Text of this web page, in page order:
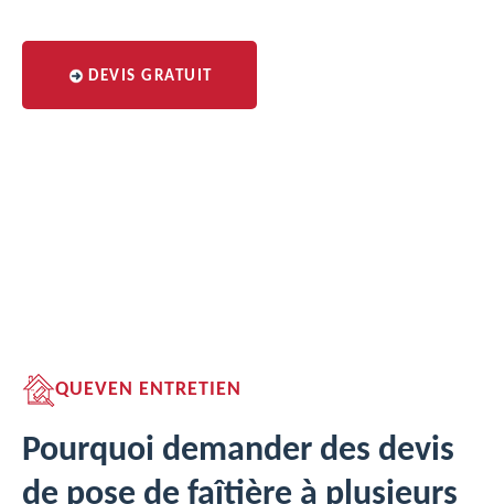
DEVIS GRATUIT
QUEVEN ENTRETIEN
Pourquoi demander des devis
de pose de faîtière à plusieurs